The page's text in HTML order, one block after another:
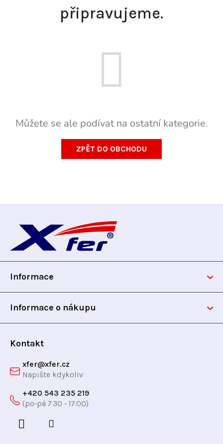
připravujeme.
Můžete se ale podívat na ostatní kategorie.
ZPĚT DO OBCHODU
p
Informace
Informace o nákupu
Kontakt
xfer@xfer.cz
+420 543 235 219